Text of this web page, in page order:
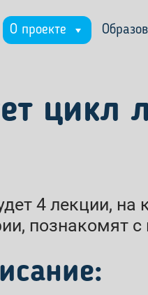
О проекте
цикл
4 лекции,
познакомят